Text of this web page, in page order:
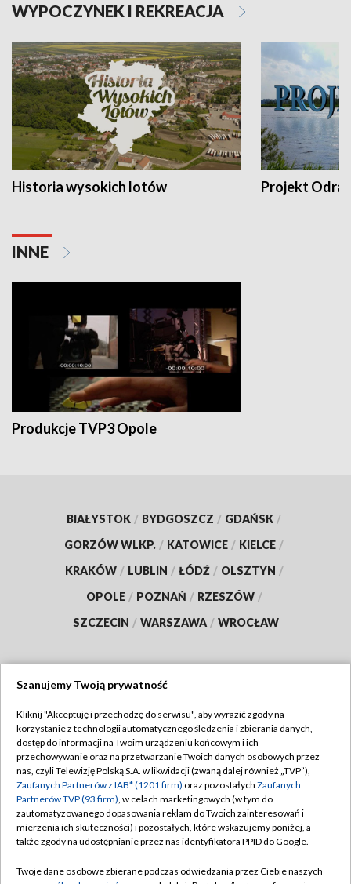
WYPOCZYNEK I REKREACJA
Historia wysokich lotów Projekt Odra
INNE
Produkcje TVP3 Opole
BIAŁYSTOK / BYDGOSZCZ / GDAŃSK /
GORZÓW WLKP. / KATOWICE / KIELCE /
KRAKÓW / LUBLIN / ŁÓDŹ / OLSZTYN /
OPOLE / POZNAŃ / RZESZÓW /
SZCZECIN / WARSZAWA / WROCŁAW
TVP
Abonament TVP
Emisja w TVP
Centrum informacji TVP
Naziemna Telewizja Cyfrowa
Regulamin TVP
Polityka prywatności
Moje zgody
Pomoc
Szanujemy Twoją prywatność
Kliknij "Akceptuję i przechodzę do serwisu", aby wyrazić zgody na
korzystanie z technologii automatycznego śledzenia i zbierania danych,
dostęp do informacji na Twoim urządzeniu końcowym i ich
przechowywanie oraz na przetwarzanie Twoich danych osobowych przez
nas, czyli Telewizję Polską S.A. w likwidacji (zwaną dalej również „TVP”),
Zaufanych Partnerów z IAB* (1201 firm) oraz pozostałych Zaufanych
Partnerów TVP (93 firm), w celach marketingowych (w tym do
zautomatyzowanego dopasowania reklam do Twoich zainteresowań i
mierzenia ich skuteczności) i pozostałych, które wskazujemy poniżej, a
także zgody na udostępnianie przez nas identyfikatora PPID do Google.
Twoje dane osobowe zbierane podczas odwiedzania przez Ciebie naszych